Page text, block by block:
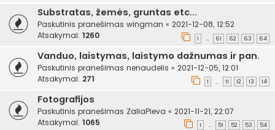
Substratas, žemės, gruntas etc...
Paskutinis pranešimas wingman « 2021-12-08, 12:52
Atsakymai: 1260 1 … 61 62 63 64
Vanduo, laistymas, laistymo dažnumas ir pan.
Paskutinis pranešimas nenaudelis « 2021-12-05, 12:01
Atsakymai: 271 1 … 11 12 13 14
Fotografijos
Paskutinis pranešimas ZaliaPieva « 2021-11-21, 22:07
Atsakymai: 1065 1 … 51 52 53 54